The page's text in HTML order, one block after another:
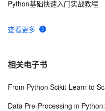
查看更多
Python基础快速入门实战教程
相关电子书
From Python Scikit-Learn to Sc
Data Pre-Processing in Python: